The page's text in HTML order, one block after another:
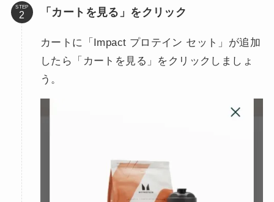
STEP 「カートを見る」をクリック
カートに「Impact プロテイン セット」が追加
したら「カートを見る」をクリックしましょ
う。